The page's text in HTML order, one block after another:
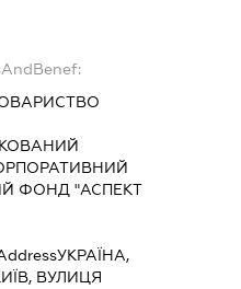
ФОНД "АСПЕКТ
УКРАЇНА,
ВУЛИЦЯ